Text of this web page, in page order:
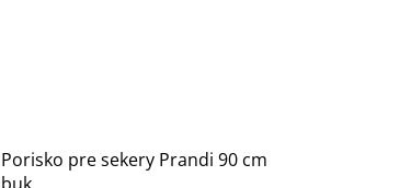
Porisko pre sekery Prandi 90 cm